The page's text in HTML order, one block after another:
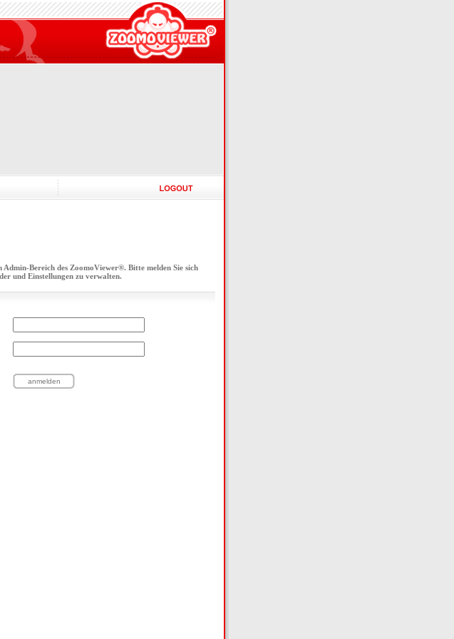
Admin-Bereich des ZoomoViewer®. Bitte melden Sie sich
und Einstellungen zu verwalten.